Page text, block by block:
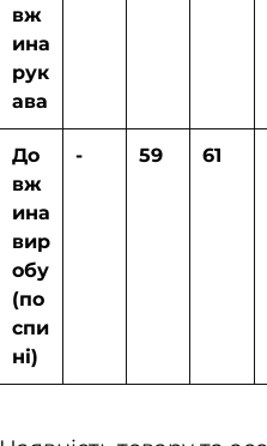
вж
ина
рук
ава
До
вж
ина
вир
обу
(по
спи
ні)
- 59 61